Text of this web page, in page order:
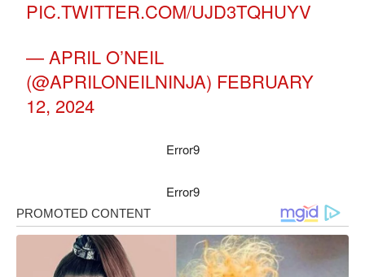
PIC.TWITTER.COM/UJD3TQHUYV
— APRIL O’NEIL
(@APRILONEILNINJA) FEBRUARY
12, 2024
Error9
Error9